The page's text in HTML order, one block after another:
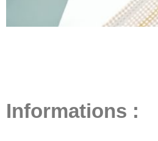
Informations :